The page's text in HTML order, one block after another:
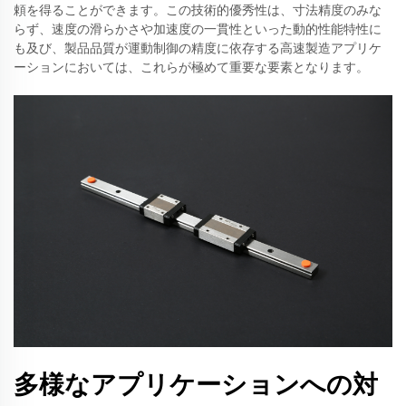
頼を得ることができます。この技術的優秀性は、寸法精度のみな
らず、速度の滑らかさや加速度の一貫性といった動的性能特性に
も及び、製品品質が運動制御の精度に依存する高速製造アプリケ
ーションにおいては、これらが極めて重要な要素となります。
多様なアプリケーションへの対